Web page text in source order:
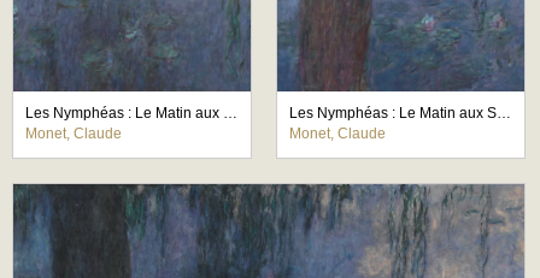
Les Nymphéas : Le Matin aux Saules
Monet, Claude
Les Nymphéas : Le Matin aux Saules
Monet, Claude